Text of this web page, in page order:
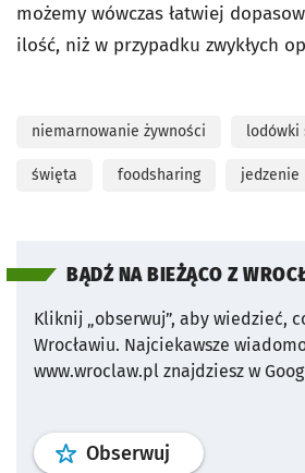
możemy wówczas łatwiej
ilość, niż w przypadku zwykłych
niemarnowanie żywności lodówki
święta foodsharing jedzenie
BĄDŹ NA BIEŻĄCO Z
Kliknij „obserwuj”, aby wiedzieć,
Wrocławiu. Najciekawsze
www.wroclaw.pl znajdziesz w
Obserwuj profil